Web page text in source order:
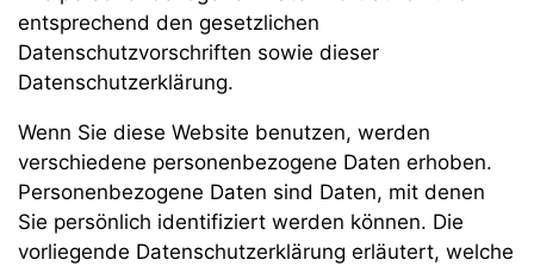
entsprechend den gesetzlichen
Datenschutzvorschriften sowie dieser
Datenschutzerklärung.
Wenn Sie diese Website benutzen, werden
verschiedene personenbezogene Daten erhoben.
Personenbezogene Daten sind Daten, mit denen
Sie persönlich identifiziert werden können. Die
vorliegende Datenschutzerklärung erläutert, welche